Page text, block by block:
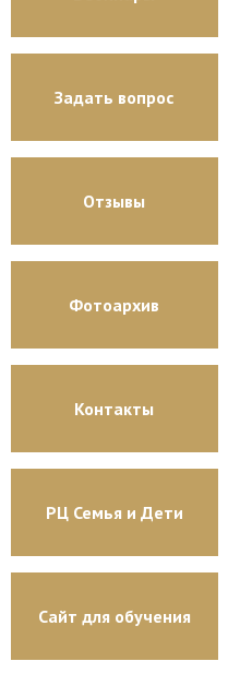
Задать вопрос
Отзывы
Фотоархив
Контакты
РЦ Семья и Дети
Сайт для обучения